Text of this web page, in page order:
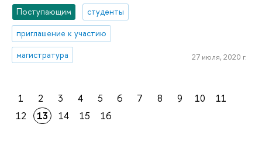
Поступающим
студенты
приглашение к участию
магистратура
27 июля, 2020 г.
1 2 3 4 5 6 7 8 9 10
11
12
13 14 15 16